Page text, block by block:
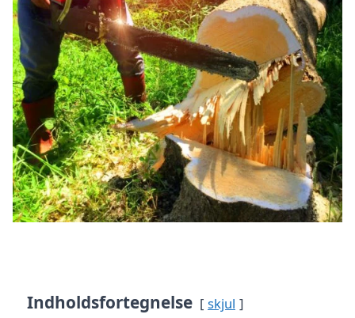
Indholdsfortegnelse skjul